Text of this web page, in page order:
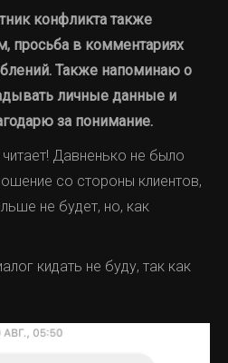
конфликта также
просьба в комментариях
Также напоминаю о
личные данные и
за понимание.
Давненько не было
со стороны клиентов,
не будет, но, как
кидать не буду, так как